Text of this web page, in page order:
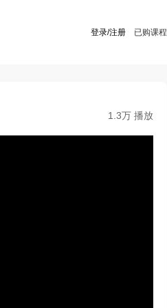
登录/注册 已购课程
1.3万 播放